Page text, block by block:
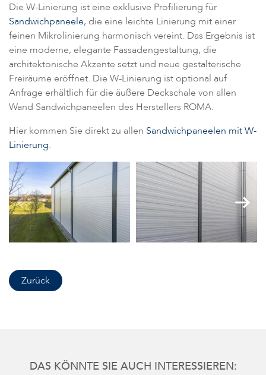
Die W-Linierung ist eine exklusive Profilierung für
Sandwichpaneele, die eine leichte Linierung mit einer
feinen Mikrolinierung harmonisch vereint. Das Ergebnis ist
eine moderne, elegante Fassadengestaltung, die
architektonische Akzente setzt und neue gestalterische
Freiräume eröffnet. Die W-Linierung ist optional auf
Anfrage erhältlich für die äußere Deckschale von allen
Wand Sandwichpaneelen des Herstellers ROMA.
Hier kommen Sie direkt zu allen Sandwichpaneelen mit W-
Linierung.
Zurück
DAS KÖNNTE SIE AUCH INTERESSIEREN: